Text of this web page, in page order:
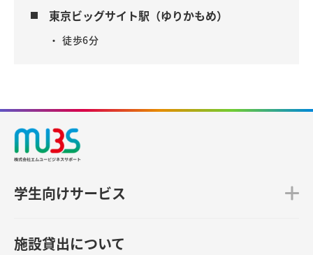
東京ビッグサイト駅（ゆりかもめ）
・ 徒歩6分
学生向けサービス
施設貸出について